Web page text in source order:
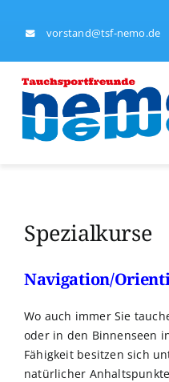
vorstand@tsf-nemo.de
Tauchausbildung
Ausrüstungsverleih
Impressum
Spezialkurse
Navigation/
Wo auch immer Sie
oder in den Binnenseen
Fähigkeit besitzen sich
natürlicher